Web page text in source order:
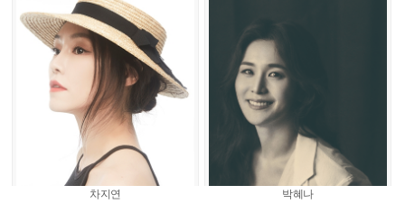
차지연 박혜나